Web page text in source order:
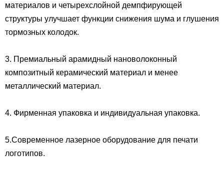
материалов и четырехслойной демпфирующей
структуры улучшает функции снижения шума и глушения
тормозных колодок.
3. Премиальный арамидный нановолоконный
композитный керамический материал и менее
металлический материал.
4. Фирменная упаковка и индивидуальная упаковка.
5.Современное лазерное оборудование для печати
логотипов.